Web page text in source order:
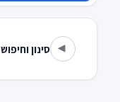
▾ סינון וחיפוש